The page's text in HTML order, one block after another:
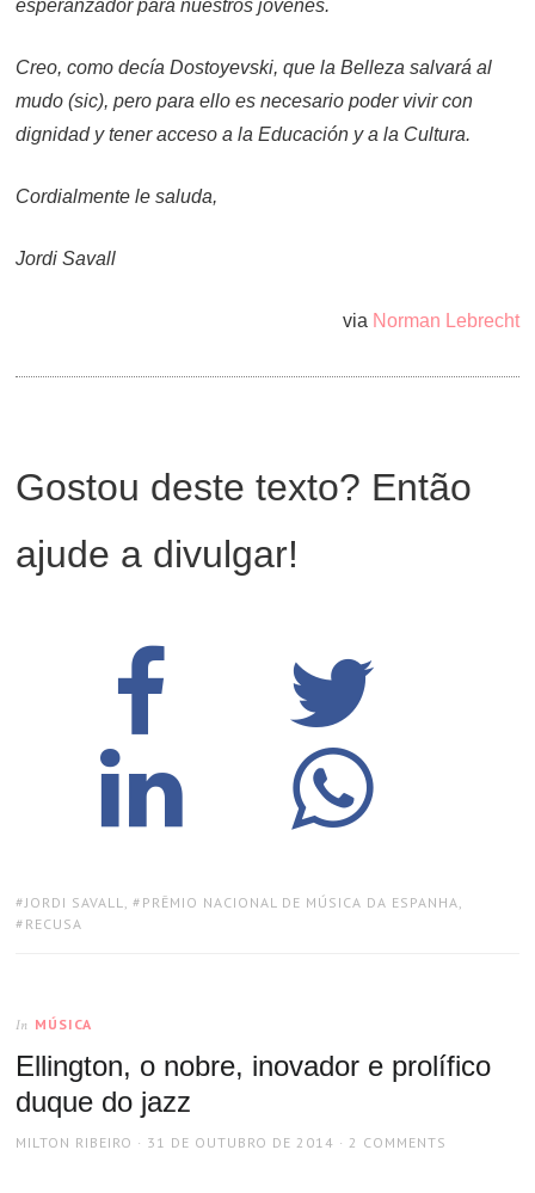
esperanzador para nuestros jóvenes.
Creo, como decía Dostoyevski, que la Belleza salvará al
mudo (sic), pero para ello es necesario poder vivir con
dignidad y tener acceso a la Educación y a la Cultura.
Cordialmente le saluda,
Jordi Savall
via Norman Lebrecht
Gostou deste texto? Então
ajude a divulgar!
TAGS:
JORDI SAVALL, PRÊMIO NACIONAL DE MÚSICA DA ESPANHA,
RECUSA
In MÚSICA
Ellington, o nobre, inovador e prolífico
duque do jazz
AUTHOR
MILTON RIBEIRO
POSTED
31 DE OUTUBRO DE 2014 2 COMMENTS